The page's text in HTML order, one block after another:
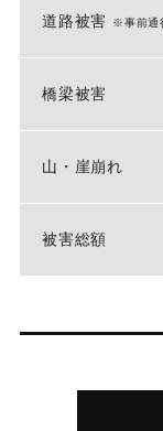
道路被害 ※事前通
橋梁被害
山・崖崩れ
被害総額